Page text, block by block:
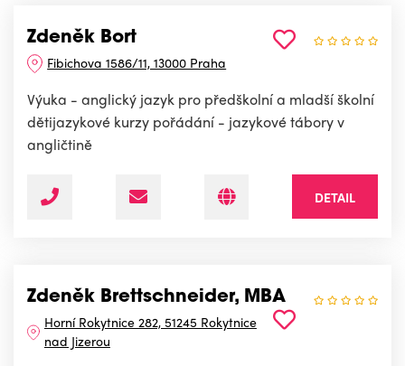
Zdeněk Bort
Fibichova 1586/11, 13000 Praha
Výuka - anglický jazyk pro předškolní a mladší školní
dětijazykové kurzy pořádání - jazykové tábory v
angličtině
DETAIL
Zdeněk Brettschneider, MBA
Horní Rokytnice 282, 51245 Rokytnice
nad Jizerou